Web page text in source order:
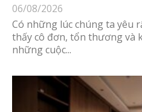
06/08/2026
Có những lúc chúng ta yêu
thấy cô đơn, tổn thương và
những cuộc...